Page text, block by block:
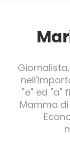
"e" ed "a"
Mamma